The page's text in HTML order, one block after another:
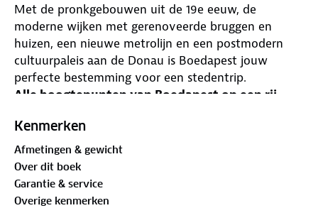
Met de pronkgebouwen uit de 19e eeuw, de
moderne wijken met gerenoveerde bruggen en
huizen, een nieuwe metrolijn en een postmodern
cultuurpaleis aan de Donau is Boedapest jouw
perfecte bestemming voor een stedentrip.
Alle hoogtepunten van Boedapest op een rij
je:
• diverse routes door de stad
• veel praktische tips over accommodatie en vervoer
• 15 inspirerende bezienswaardigheden die je tijdens
je niet mag missen.
Kenmerken
Afmetingen & gewicht
Over dit boek
Garantie & service
Overige kenmerken